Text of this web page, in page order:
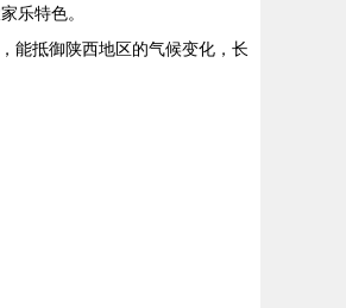
乐特色。
能抵御陕西地区的气候变化，长